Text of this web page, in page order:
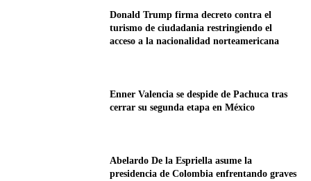
Donald Trump firma decreto contra el
turismo de ciudadania restringiendo el
acceso a la nacionalidad norteamericana
Enner Valencia se despide de Pachuca tras
cerrar su segunda etapa en México
Abelardo De la Espriella asume la
presidencia de Colombia enfrentando graves